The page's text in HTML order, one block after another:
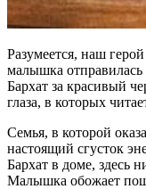
Разумеется, наш
малышка
Бархат за красивый
глаза, в которых
Семья, в которой
настоящий сгусток
Бархат в доме, здесь
Малышка обожает